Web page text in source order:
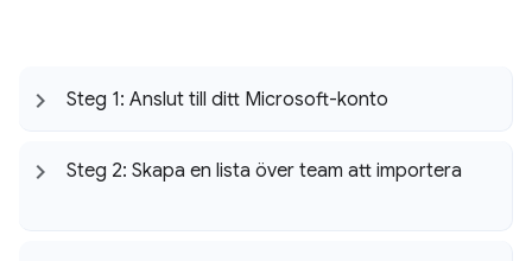
Steg 1: Anslut till ditt Microsoft-konto
Steg 2: Skapa en lista över team att importera